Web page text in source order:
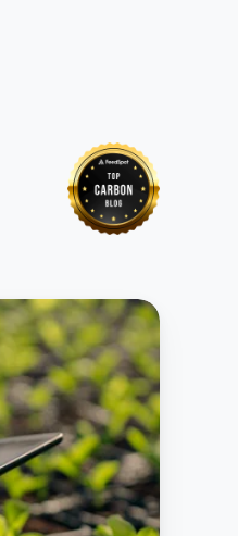
Nigeria
Lees meer